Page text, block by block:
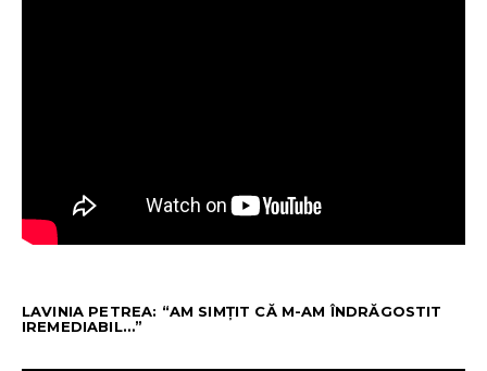
LAVINIA PETREA: “AM SIMȚIT CĂ M-AM ÎNDRĂGOSTIT
IREMEDIABIL…”